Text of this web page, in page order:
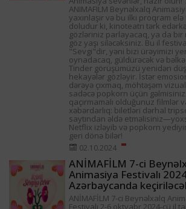
ANIMAFILM Beynəlxalq
yaxınlaşır və bu ilki proqram
doludur ki, kinoteatrı tərk
gözləriniz parlayacaq, ya da bir
göz yaşı siləcəksiniz. Bu il
"Sevgi"dir, yəni bizi ürəyimizi
oynadacaq, güldürəcək və
Tinder görüşümüzü yenidən
hekayələr gözləyir. İstər
dərəyə çıxmaq, möhtəşəm
sadəcə popkorn üçün
qaçırmamalı olduğunuz filmlər
xəbərdarlıq: biletləri dərhal
saytından əldə
Netflix izləyib və popkorn
geri dönə bilər!
02.10.2024
ANİMAFİLM 7-ci
Animasiya Festivalı
Azərbaycanda
ANİMAFİLM 7-ci Beynəlxalq
Festivalı 2-6 oktyabr 2024-cü il